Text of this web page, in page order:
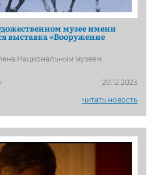
музее имени
выставка «Вооружение
Национальным музеем
20.12.2023
читать новость